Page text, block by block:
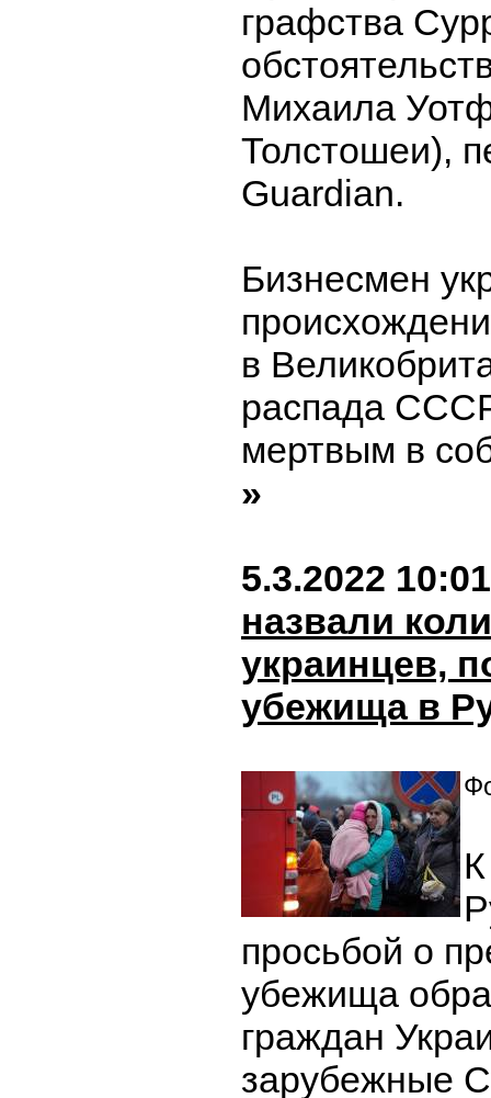
графства
Михаила
Толстошеи),
Guardian.
Бизнесмен
в
распада
мертвым в
»
5.3.2022 10:01
назвали
украинцев,
убежища в
просьбой о
убежища
граждан
зарубежные